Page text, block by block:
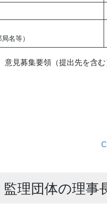
名等）
意見募集要領（提出先を含む
監理団体の理